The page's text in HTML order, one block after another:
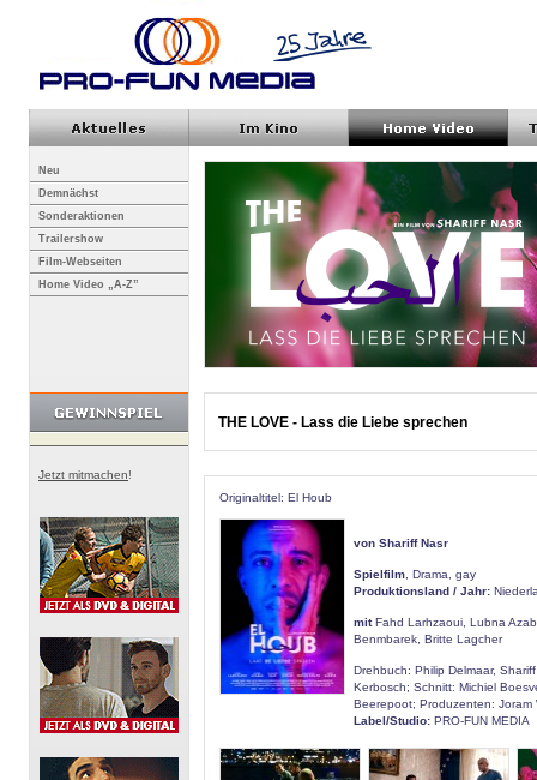
Neu
Demnächst
Sonderaktionen
Trailershow
Film-Webseiten
Home Video „A-Z”
Jetzt mitmachen!
THE LOVE - Lass die Liebe sprechen
Originaltitel: El Houb
von Shariff Nasr
Spielfilm , Drama, gay
Produktionsland / Jahr:
mitFahd Larhzaoui, Lubna
Benmbarek, Britte Lagcher
Drehbuch: Philip Delmaar,
Kerbosch; Schnitt: Michiel
Beerepoot; Produzenten: Joram
Label/Studio: PRO-FUN MEDIA